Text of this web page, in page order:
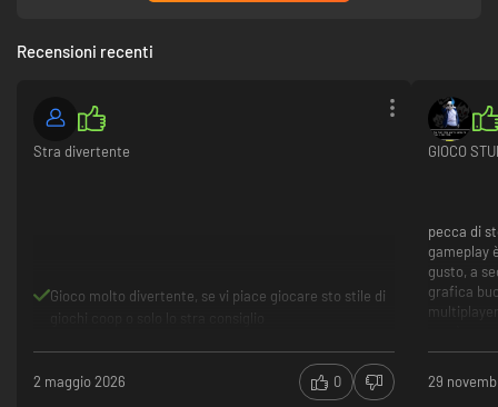
Recensioni recenti
Stra divertente
Gioco molto divertente, se vi piace giocare sto stile di
2 maggio 2026 0
GIOCO
pecca di
gameplay
gusto, a
grafica
trovano
29